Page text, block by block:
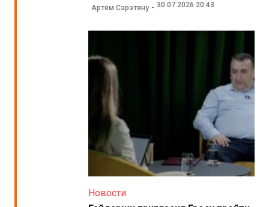
Артём Сэрэтяну 30.07.2026 20:43
Новости